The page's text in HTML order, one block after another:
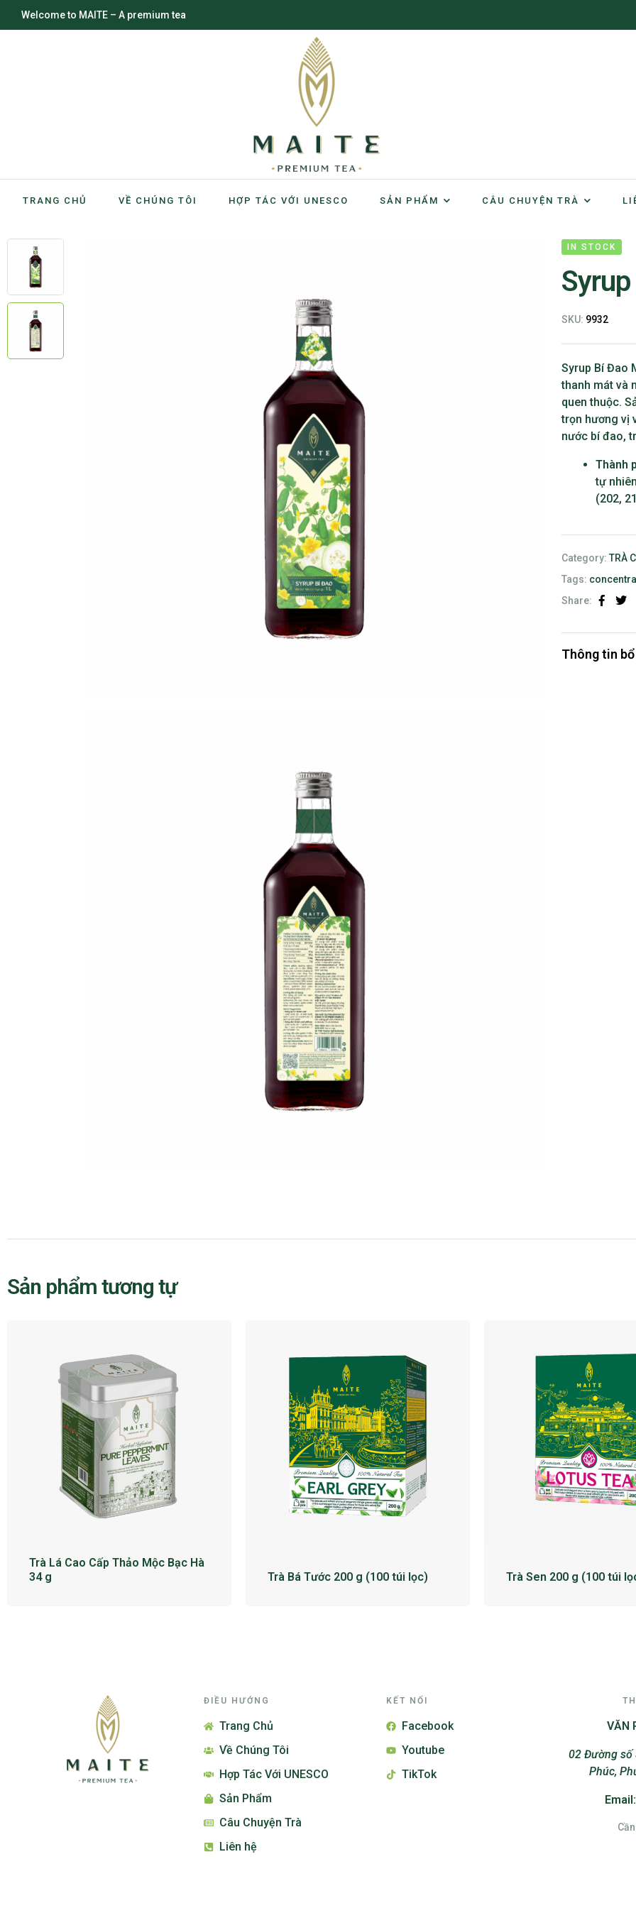
Welcome to MAITE – A premium tea
TRANG CHỦ VỀ CHÚNG TÔI HỢP TÁC VỚI UNESCO SẢN PHẨM CÂU CHUYỆN TRÀ
IN STOCK
SKU: 9932
Syrup Bí Đao
thanh mát và
quen thuộc.
trọn hương vị
nước bí đao,
Thành
tự
(202,
Category:TRÀ
Tags:
Share:
Thông tin
Sản phẩm tương tự
Trà Lá Cao Cấp Thảo Mộc Bạc Hà
34 g
Trà Bá Tước 200 g (100 túi lọc) Trà Sen 200 g (100 túi
ĐIỀU HƯỚNG
Trang Chủ
Về Chúng Tôi
Hợp Tác Với UNESCO
Sản Phẩm
Câu Chuyện Trà
Liên hệ
KẾT NỐI
Facebook
Youtube
TikTok
VĂN
02 Đường số
Phúc,